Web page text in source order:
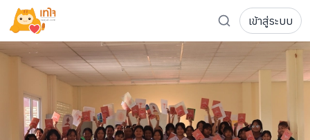
รู้จักเทใจ
โครงการ
เพจระดมทุน
เกี่ยวกับเรา
ความเคลื่อนไหว
ผู้บริจาค
การลดหย่อนภาษี
เจ้าของโครงการ
ส่งโครงการ
เข้าสู่ระบบ
ขาดโอกาส